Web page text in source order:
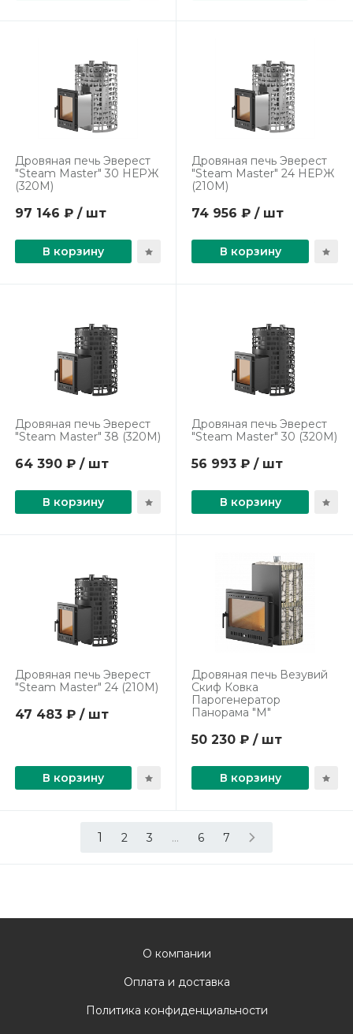
Дровяная печь Эверест
"Steam Master" 30 НЕРЖ
(320М)
97 146 ₽ / шт
В корзину
Дровяная печь Эверест
"Steam Master" 24 НЕРЖ
(210М)
74 956 ₽ / шт
В корзину
Дровяная печь Эверест
"Steam Master" 38 (320М)
64 390 ₽ / шт
В корзину
Дровяная печь Эверест
"Steam Master" 30 (320М)
56 993 ₽ / шт
В корзину
Дровяная печь Эверест
"Steam Master" 24 (210М)
47 483 ₽ / шт
В корзину
Дровяная печь Везувий
Скиф Ковка
Парогенератор
Панорама "М"
50 230 ₽ / шт
В корзину
1 2 3 ... 6 7
О компании
Оплата и доставка
Политика конфиденциальности